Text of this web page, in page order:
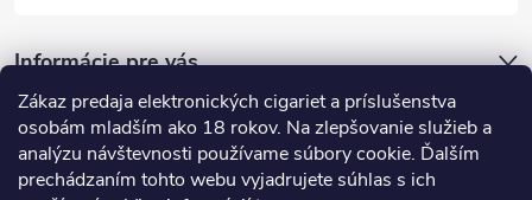
Zákaz predaja elektronických cigariet a príslušenstva
osobám mladším ako 18 rokov. Na zlepšovanie služieb a
analýzu návštevnosti používame súbory cookie. Ďalším
prechádzaním tohto webu vyjadrujete súhlas s ich
Informácie pre vás
Nákupný košík
0 KS /€0